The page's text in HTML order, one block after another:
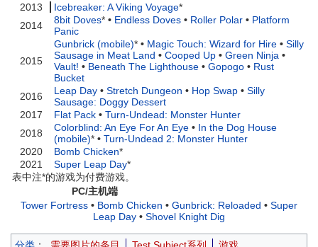
2013
Icebreaker: A Viking Voyage*
2014
8bit Doves* • Endless Doves • Roller Polar • Platform
Panic
2015
Gunbrick (mobile)* • Magic Touch: Wizard for Hire • Silly
Sausage in Meat Land • Cooped Up • Green Ninja •
Vault! • Beneath The Lighthouse • Gopogo • Rust
Bucket
2016
Leap Day • Stretch Dungeon • Hop Swap • Silly
Sausage: Doggy Dessert
2017
Flat Pack • Turn-Undead: Monster Hunter
2018
Colorblind: An Eye For An Eye • In the Dog House
(mobile)* • Turn-Undead 2: Monster Hunter
2020
Bomb Chicken*
2021
Super Leap Day*
表中注*的游戏为付费游戏。
PC/主机端
Tower Fortress • Bomb Chicken • Gunbrick: Reloaded • Super
Leap Day • Shovel Knight Dig